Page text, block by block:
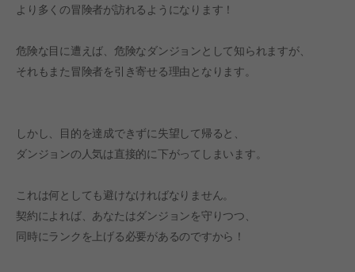
より多くの冒険者が訪れるようになります！
危険な目に遭えば、危険なダンジョンとして知られますが、
それもまた冒険者を引き寄せる理由となります。
しかし、目的を達成できずに失望して帰ると、
ダンジョンの人気は直接的に下がってしまいます。
これは何としても避けなければなりません。
契約によれば、あなたはダンジョンを守りつつ、
同時にランクを上げる必要があるのですから！